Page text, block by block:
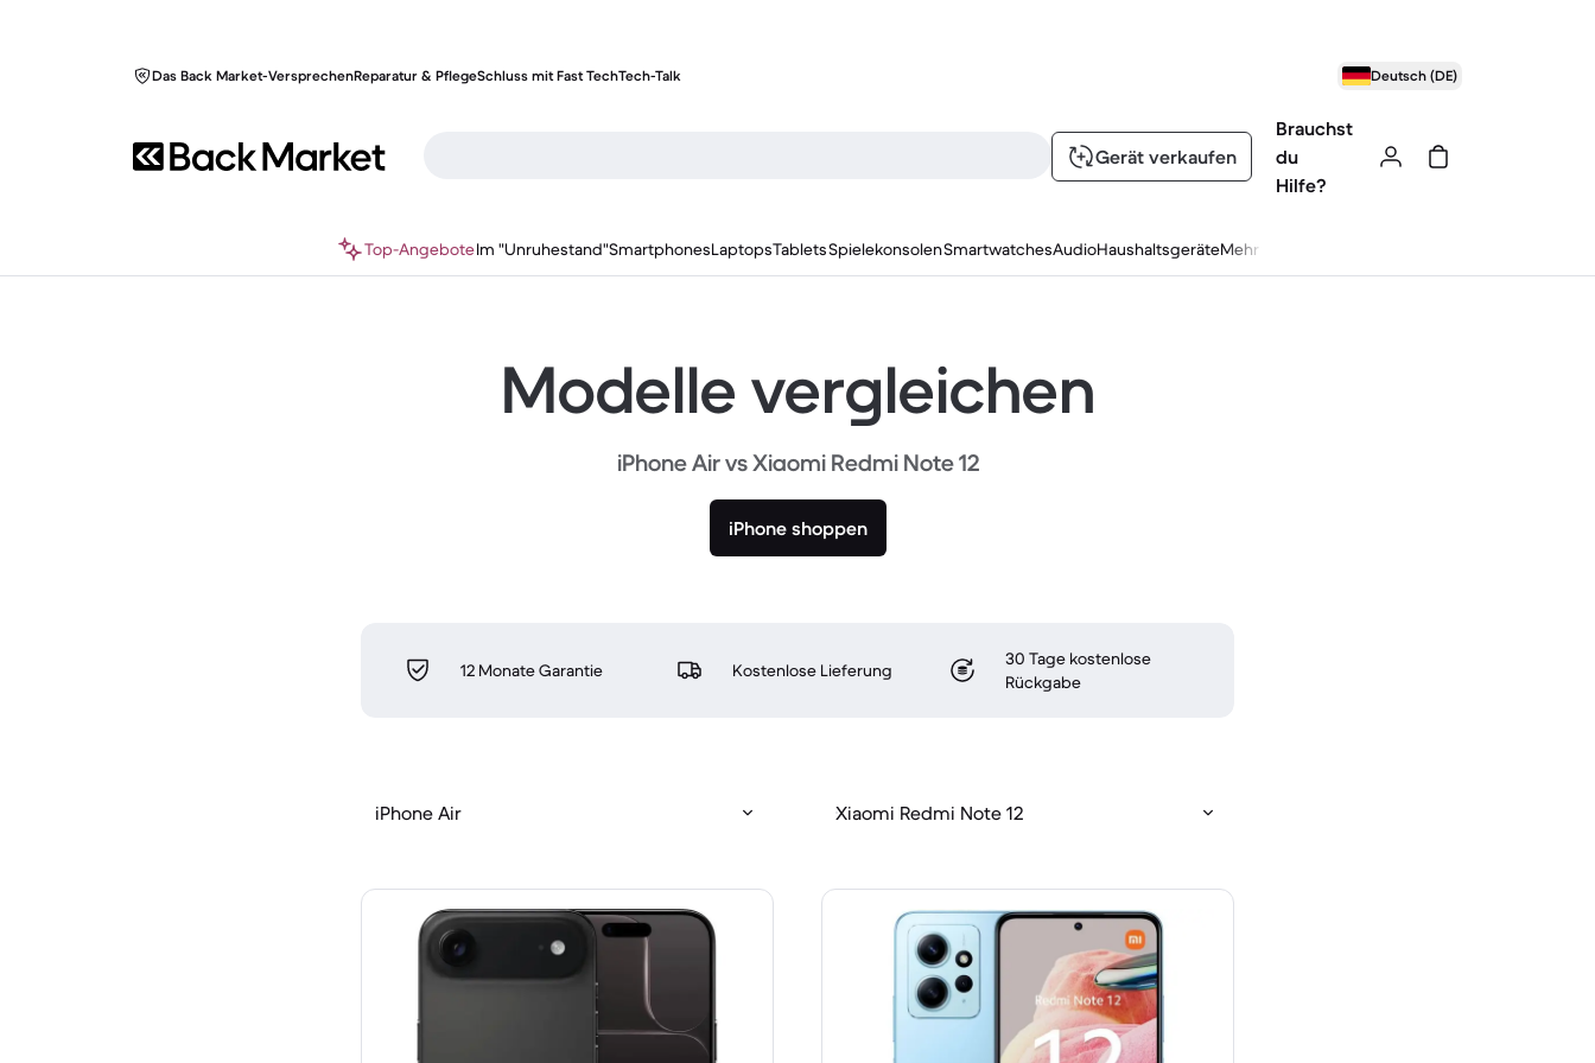
Das Back Market-VersprechenReparatur & PflegeSchluss mit Fast TechTech-Talk Deutsch (DE)
Gerät verkaufen
Brauchst
du
Hilfe?
Top-AngeboteIm "Unruhestand"SmartphonesLaptopsTabletsSpielekonsolenSmartwatchesAudioHaushaltsgeräteMehr
Modelle vergleichen
iPhone Air vs Xiaomi Redmi Note 12
iPhone shoppen
12 Monate Garantie Kostenlose Lieferung
30 Tage kostenlose
Rückgabe
iPhone Air Xiaomi Redmi Note 12